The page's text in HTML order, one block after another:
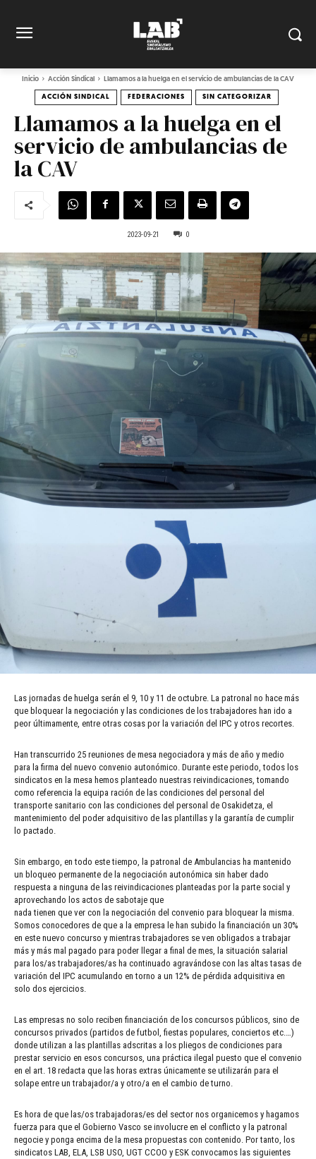
Inicio Acción Sindical Llamamos a la huelga en el servicio de ambulancias de la CAV
ACCIÓN SINDICAL FEDERACIONES SIN CATEGORIZAR
Llamamos a la huelga en el
servicio de ambulancias de
la CAV
2023-09-21 0
Las jornadas de huelga serán el 9, 10 y 11 de octubre. La patronal no hace más
que bloquear la negociación y las condiciones de los trabajadores han ido a
peor últimamente, entre otras cosas por la variación del IPC y otros recortes.
Han transcurrido 25 reuniones de mesa negociadora y más de año y medio
para la firma del nuevo convenio autonómico. Durante este periodo, todos los
sindicatos en la mesa hemos planteado nuestras reivindicaciones, tomando
como referencia la equipa ración de las condiciones del personal del
transporte sanitario con las condiciones del personal de Osakidetza, el
mantenimiento del poder adquisitivo de las plantillas y la garantía de cumplir
lo pactado.
Sin embargo, en todo este tiempo, la patronal de Ambulancias ha mantenido
un bloqueo permanente de la negociación autonómica sin haber dado
respuesta a ninguna de las reivindicaciones planteadas por la parte social y
aprovechando los actos de sabotaje que
nada tienen que ver con la negociación del convenio para bloquear la misma.
Somos conocedores de que a la empresa le han subido la financiación un 30%
en este nuevo concurso y mientras trabajadores se ven obligados a trabajar
más y más mal pagado para poder llegar a final de mes, la situación salarial
para los/as trabajadores/as ha continuado agravándose con las altas tasas de
variación del IPC acumulando en torno a un 12% de pérdida adquisitiva en
solo dos ejercicios.
Las empresas no solo reciben financiación de los concursos públicos, sino de
concursos privados (partidos de futbol, fiestas populares, conciertos etc.…)
donde utilizan a las plantillas adscritas a los pliegos de condiciones para
prestar servicio en esos concursos, una práctica ilegal puesto que el convenio
en el art. 18 redacta que las horas extras únicamente se utilizarán para el
solape entre un trabajador/a y otro/a en el cambio de turno.
Es hora de que las/os trabajadoras/es del sector nos organicemos y hagamos
fuerza para que el Gobierno Vasco se involucre en el conflicto y la patronal
negocie y ponga encima de la mesa propuestas con contenido. Por tanto, los
sindicatos LAB, ELA, LSB USO, UGT CCOO y ESK convocamos las siguientes